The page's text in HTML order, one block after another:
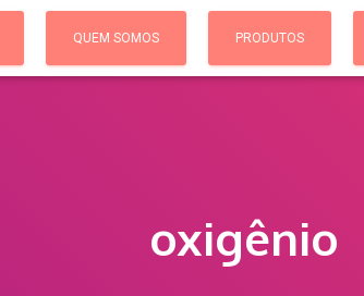
QUEM SOMOS PRODUTOS
oxigênio